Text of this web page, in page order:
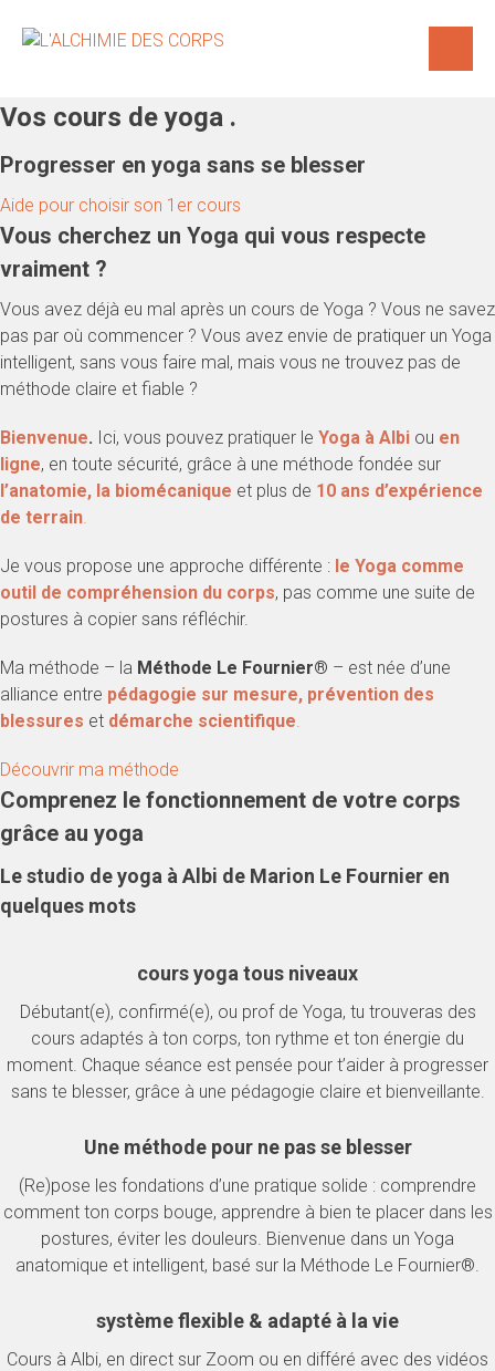
Vos cours de yoga .
Progresser en yoga sans se blesser
Aide pour choisir son 1er cours
Vous cherchez un Yoga qui vous respecte
vraiment ?
Vous avez déjà eu mal après un cours de Yoga ? Vous ne savez
pas par où commencer ? Vous avez envie de pratiquer un Yoga
intelligent, sans vous faire mal, mais vous ne trouvez pas de
méthode claire et fiable ?
Bienvenue. Ici, vous pouvez pratiquer le Yoga à Albi ou en
ligne, en toute sécurité, grâce à une méthode fondée sur
l’anatomie, la biomécanique et plus de 10 ans d’expérience
de terrain.
Je vous propose une approche différente : le Yoga comme
outil de compréhension du corps, pas comme une suite de
postures à copier sans réfléchir.
Ma méthode – la Méthode Le Fournier® – est née d’une
alliance entre pédagogie sur mesure, prévention des
blessures et démarche scientifique.
Découvrir ma méthode
Comprenez le fonctionnement de votre corps
grâce au yoga
Le studio de yoga à Albi de Marion Le Fournier en
quelques mots
cours yoga tous niveaux
Débutant(e), confirmé(e), ou prof de Yoga, tu trouveras des
cours adaptés à ton corps, ton rythme et ton énergie du
moment. Chaque séance est pensée pour t’aider à progresser
sans te blesser, grâce à une pédagogie claire et bienveillante.
Une méthode pour ne pas se blesser
(Re)pose les fondations d’une pratique solide : comprendre
comment ton corps bouge, apprendre à bien te placer dans les
postures, éviter les douleurs. Bienvenue dans un Yoga
anatomique et intelligent, basé sur la Méthode Le Fournier®.
système flexible & adapté à la vie
Cours à Albi, en direct sur Zoom ou en différé avec des vidéos